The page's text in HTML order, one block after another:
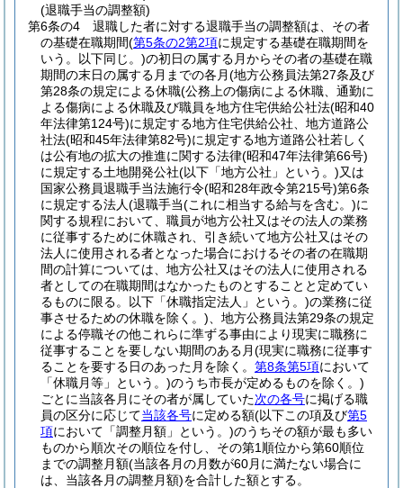
(退職手当の調整額)
第6条の4
退職した者に対する退職手当の調整額は、その者
の基礎在職期間(第5条の2第2項に規定する基礎在職期間を
いう。以下同じ。)の初日の属する月からその者の基礎在職
期間の末日の属する月までの各月(地方公務員法第27条及び
第28条の規定による休職(公務上の傷病による休職、通勤に
よる傷病による休職及び職員を地方住宅供給公社法(昭和40
年法律第124号)に規定する地方住宅供給公社、地方道路公
社法(昭和45年法律第82号)に規定する地方道路公社若しく
は公有地の拡大の推進に関する法律(昭和47年法律第66号)
に規定する土地開発公社(以下「地方公社」という。)又は
国家公務員退職手当法施行令(昭和28年政令第215号)第6条
に規定する法人(退職手当(これに相当する給与を含む。)に
関する規程において、職員が地方公社又はその法人の業務
に従事するために休職され、引き続いて地方公社又はその
法人に使用される者となった場合におけるその者の在職期
間の計算については、地方公社又はその法人に使用される
者としての在職期間はなかったものとすることと定めてい
るものに限る。以下「休職指定法人」という。)の業務に従
事させるための休職を除く。) 、地方公務員法第29条の規定
による停職その他これらに準ずる事由により現実に職務に
従事することを要しない期間のある月(現実に職務に従事す
ることを要する日のあった月を除く。 第8条第5項において
「休職月等」という。)のうち市長が定めるものを除く。)
ごとに当該各月にその者が属していた次の各号に掲げる職
員の区分に応じて当該各号に定める額(以下この項及び第5
項において「調整月額」という。)のうちその額が最も多い
ものから順次その順位を付し、その第1順位から第60順位
までの調整月額(当該各月の月数が60月に満たない場合に
は、当該各月の調整月額)を合計した額とする。